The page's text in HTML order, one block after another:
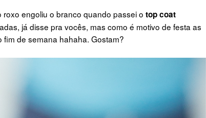
engoliu o branco quando passei o top coat
já disse pra vocês, mas como é motivo de festa as
de semana hahaha. Gostam?